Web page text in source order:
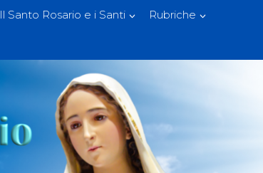
Il Santo Rosario e i Santi Rubriche